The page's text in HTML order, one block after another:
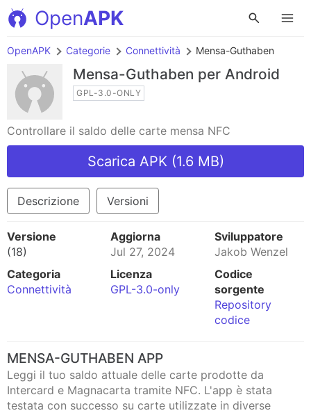
OpenAPK
OpenAPK Categorie Connettività Mensa-Guthaben
Mensa-Guthaben per Android
GPL-3.0-ONLY
Controllare il saldo delle carte mensa NFC
Scarica APK (1.6 MB)
Descrizione Versioni
Versione
(18)
Aggiorna
Jul 27, 2024
Sviluppatore
Jakob Wenzel
Categoria
Connettività
Licenza
GPL-3.0-only
Codice
sorgente
Repository
codice
MENSA-GUTHABEN APP
Leggi il tuo saldo attuale delle carte prodotte da
Intercard e Magnacarta tramite NFC. L'app è stata
testata con successo su carte utilizzate in diverse